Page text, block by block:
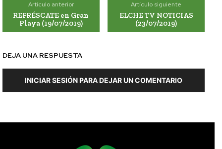
Artículo anterior
REFRÉSCATE en Gran
Playa (19/07/2019)
Artículo siguiente
ELCHE TV NOTICIAS
(23/07/2019)
DEJA UNA RESPUESTA
INICIAR SESIÓN PARA DEJAR UN COMENTARIO